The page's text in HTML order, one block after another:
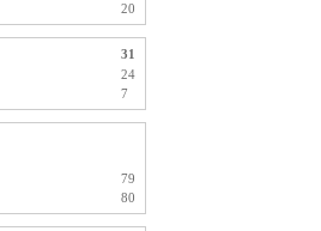
20
31
24
7
79
80